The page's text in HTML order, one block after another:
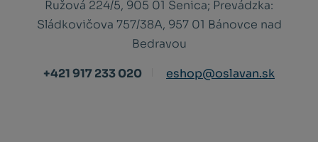
Ružová 224/5, 905 01 Senica; Prevádzka:
Sládkovičova 757/38A, 957 01 Bánovce nad
Bedravou
+421 917 233 020
eshop@oslavan.sk